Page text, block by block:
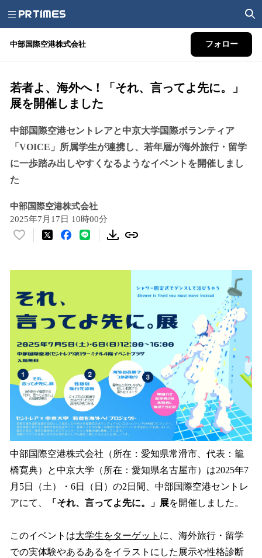
中部国際空港株式会社 フォロー
若者よ、海外へ！「それ、言ってよ先に。」
展を開催しました
中部国際空港セントレアと中京大学国際ボランティア
「VOICE」所属学生が連携し、若年層が海外旅行・留学
に一歩踏み出しやすくなるようなイベントを開催しまし
た
中部国際空港株式会社
2025年7月17日 10時00分
い
数
を
読
み
み
中
で
す
中部国際空港株式会社（所在：愛知県常滑市、代表：籠
橋寛典）と中京大学（所在：愛知県名古屋市）は2025年7
月5日（土）・6日（日）の2日間、中部国際空港セントレ
アにて、
「それ、言ってよ先に。」展を開催しました。
このイベントは大学生をターゲット に、海外旅行・留学
での実体験やあるあるをイラストにした展示や性格診断